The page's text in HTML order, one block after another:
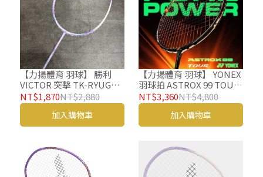
【力揚體育 羽球】 勝利
VICTOR 突擊 TK-RYUGA
CLS I 羽球拍 小龍牙 羽毛
球拍 粉龍牙
NT$1,870NT$2,880
加入購物車
【力揚體育 羽球】 YONEX
羽球拍 ASTROX 99 TOUR
黑綠 羽毛球拍 AX99 TOUR
NT$3,360NT$4,800
加入購物車